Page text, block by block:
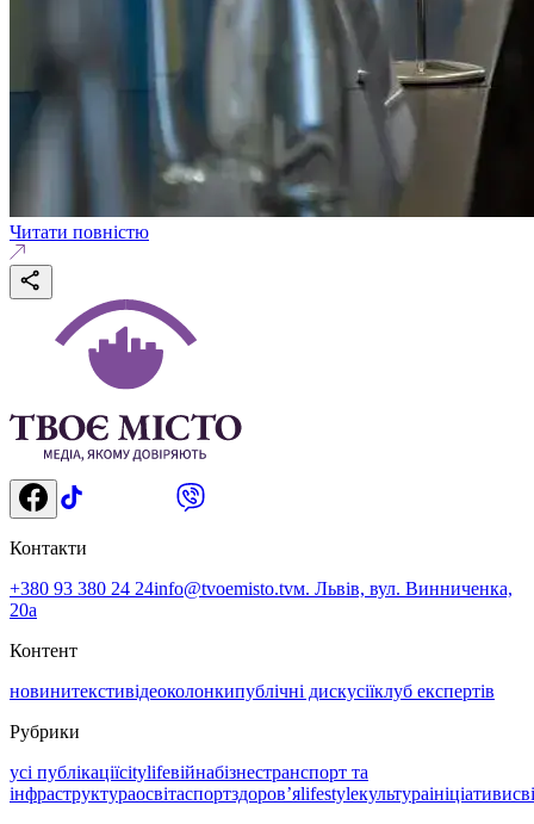
Читати повністю
Контакти
+380 93 380 24 24info@tvoemisto.tvм. Львів, вул. Винниченка,
20а
Контент
новинитекстивідеоколонкипублічні дискусіїклуб експертів
Рубрики
усі публікаціїcitylifeвійнабізнестранспорт та
інфраструктураосвітаспортздоровʼяlifestyleкультураініціативи